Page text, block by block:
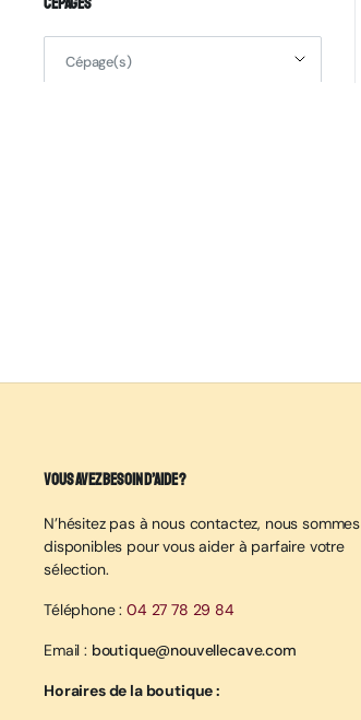
Cépage(s)
Vous avez besoin d’aide ?
N’hésitez pas à nous contactez, nous sommes
disponibles pour vous aider à parfaire votre
sélection.
Téléphone :04 27 78 29 84
Email : boutique@nouvellecave.com
Horaires de la boutique :